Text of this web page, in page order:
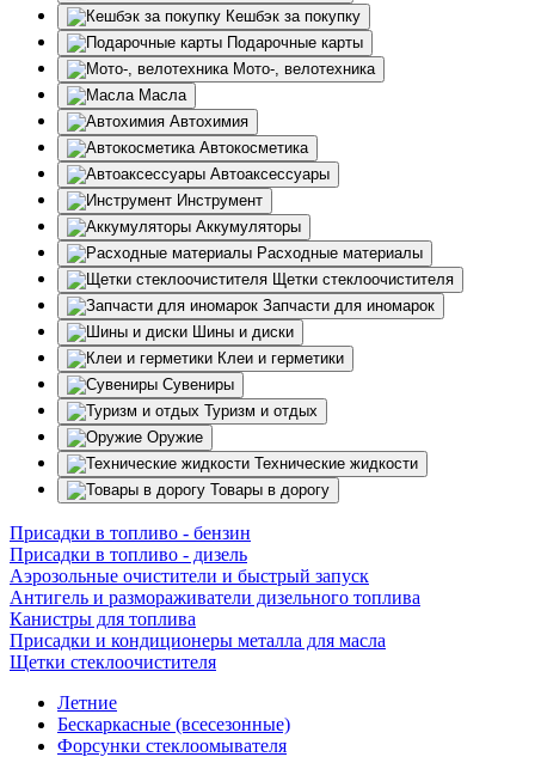
Кешбэк за покупку
Подарочные карты
Мото-, велотехника
Масла
Автохимия
Автокосметика
Автоаксессуары
Инструмент
Аккумуляторы
Расходные материалы
Щетки стеклоочистителя
Запчасти для иномарок
Шины и диски
Клеи и герметики
Сувениры
Туризм и отдых
Оружие
Технические жидкости
Товары в дорогу
Присадки в топливо - бензин
Присадки в топливо - дизель
Аэрозольные очистители и быстрый запуск
Антигель и размораживатели дизельного топлива
Канистры для топлива
Присадки и кондиционеры металла для масла
Щетки стеклоочистителя
Летние
Бескаркасные (всесезонные)
Форсунки стеклоомывателя